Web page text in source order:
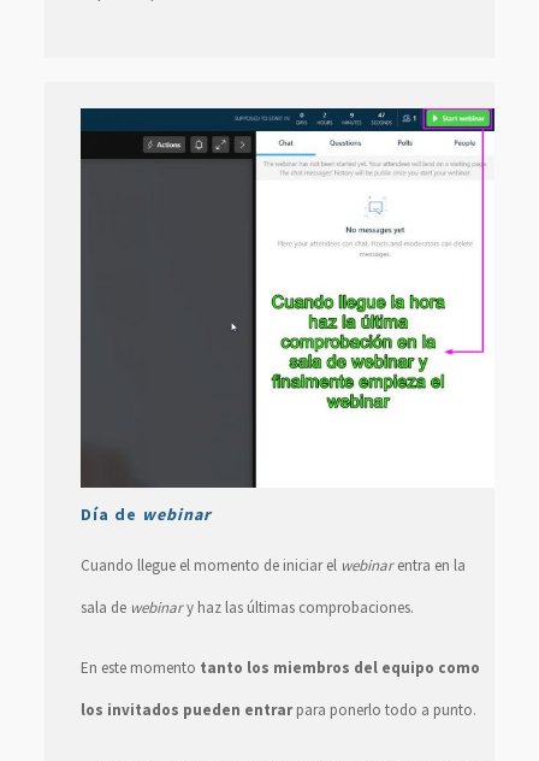
Día de webinar
Cuando llegue el momento de iniciar el webinarentra en la
sala de webinary haz las últimas comprobaciones.
En este momento tanto los miembros del equipo como
los invitados pueden entrarpara ponerlo todo a punto.